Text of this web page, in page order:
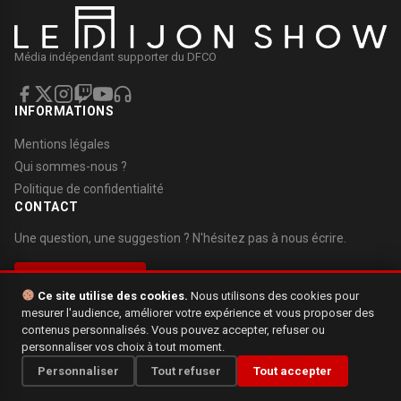
Média indépendant supporter du DFCO
INFORMATIONS
Mentions légales
Qui sommes-nous ?
Politique de confidentialité
CONTACT
Une question, une suggestion ? N'hésitez pas à nous écrire.
© 2026 Le Dijon Show. Tous droits réservés.
Ce site utilise des cookies. Nous utilisons des cookies pour
mesurer l'audience, améliorer votre expérience et vous proposer des
contenus personnalisés. Vous pouvez accepter, refuser ou
personnaliser vos choix à tout moment.
Personnaliser
Tout refuser Tout accepter